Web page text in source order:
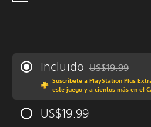
Incluido Rebajado del
US$19.99
Suscríbete a PlayStation Plus
este juego y a cientos más en el
US$19.99